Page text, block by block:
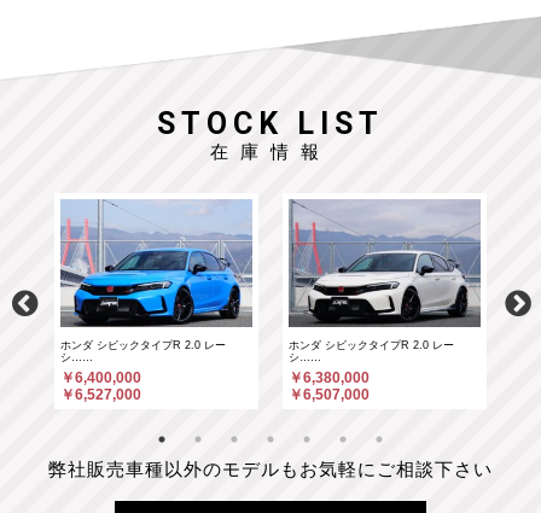
STOCK LIST
在庫情報
ホンダ シビックタイプR 2.0 レー
シ……
￥6,400,000
￥6,527,000
ホンダ シビックタイプR 2.0 レー
シ……
￥6,380,000
￥6,507,000
弊社販売車種以外のモデルもお気軽にご相談下さい